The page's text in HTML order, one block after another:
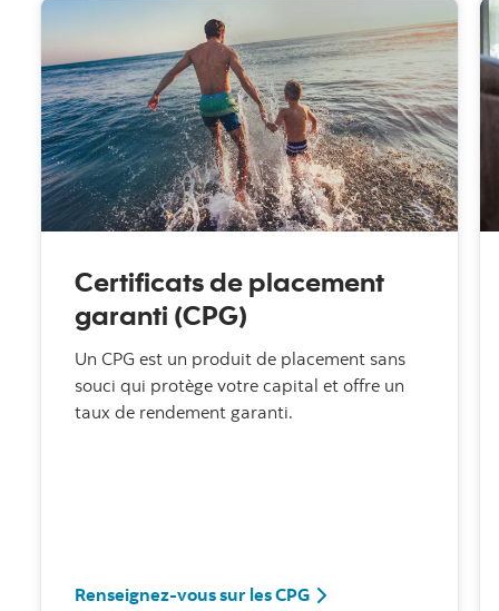
Certificats de placement
garanti (CPG)
Un CPG est un produit de placement sans
souci qui protège votre capital et offre un
taux de rendement garanti.
Renseignez-vous sur les CPG